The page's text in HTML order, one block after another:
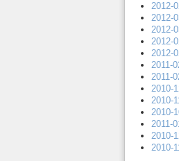
2012-
2012-
2012-
2012-
2012-
2011-
2011-
2010-
2010-
2010-
2011-
2010-
2010-